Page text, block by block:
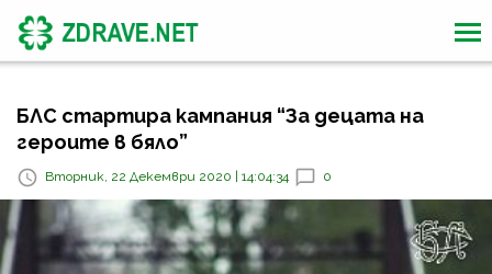
БЛС стартира кампания “За децата на
героите в бяло”
Вторник, 22 Декември 2020 | 14:04:34 0